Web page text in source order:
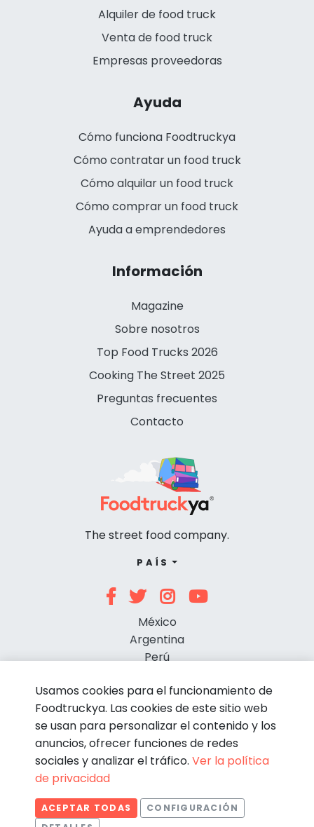
Alquiler de food truck
Venta de food truck
Empresas proveedoras
Ayuda
Cómo funciona Foodtruckya
Cómo contratar un food truck
Cómo alquilar un food truck
Cómo comprar un food truck
Ayuda a emprendedores
Información
Magazine
Sobre nosotros
Top Food Trucks 2026
Cooking The Street 2025
Preguntas frecuentes
Contacto
The street food company.
PAÍS
México
Argentina
Perú
© Foodtruckya 2026
Condiciones de contratación Política de privacidad
Usamos cookies para el funcionamiento de
Foodtruckya. Las cookies de este sitio web
se usan para personalizar el contenido y los
anuncios, ofrecer funciones de redes
sociales y analizar el tráfico. Ver la política
de privacidad
ACEPTAR TODAS
CONFIGURACIÓN